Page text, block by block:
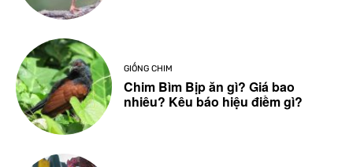
GIỐNG CHIM
Chim Bìm Bịp ăn gì? Giá bao
nhiêu? Kêu báo hiệu điềm gì?